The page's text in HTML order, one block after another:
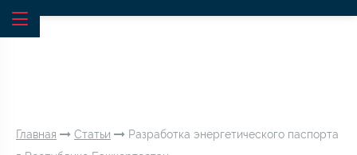
Главная Статьи
Разработка энергетического паспорта